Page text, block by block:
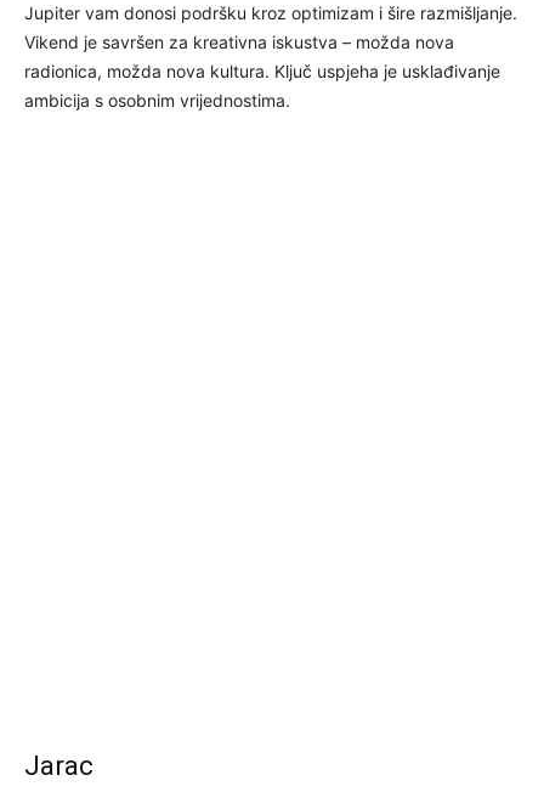
Jupiter vam donosi podršku kroz optimizam i šire razmišljanje.
Vikend je savršen za kreativna iskustva – možda nova
radionica, možda nova kultura. Ključ uspjeha je usklađivanje
ambicija s osobnim vrijednostima.
Jarac